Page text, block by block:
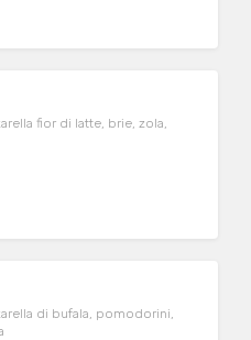
fior di latte, brie, zola,
di bufala, pomodorini,